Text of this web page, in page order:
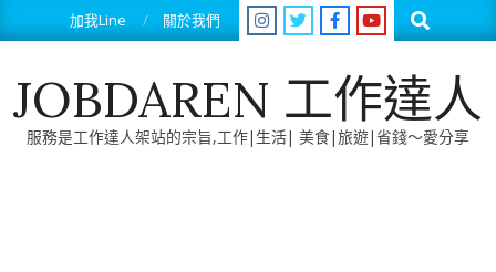
to
加我Line 關於我們 Search
JOBDAREN 工作達人
服務是工作達人架站的宗旨,工作|生活| 美食|旅遊|省錢～愛分享